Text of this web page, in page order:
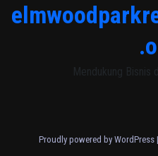
Mendukung Bisnis
Proudly powered by WordPress |